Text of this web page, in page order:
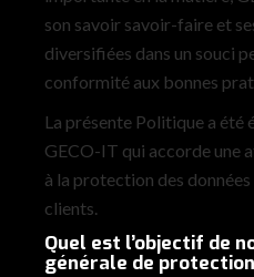
son savoir savoir-faire et
diversifiées dans un souci
conformité aux bonnes
La présente Politique a été
GECO-IT qui accorde une
à la protection des données
clients.
Quel est l’objectif de
générale de